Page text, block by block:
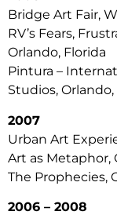
Bridge Art Fair,
RV’s Fears,
Orlando, Florida
Pintura –
Studios, Orlando,
2007
Urban Art
Art as Metaphor,
The Prophecies,
2006 – 2008